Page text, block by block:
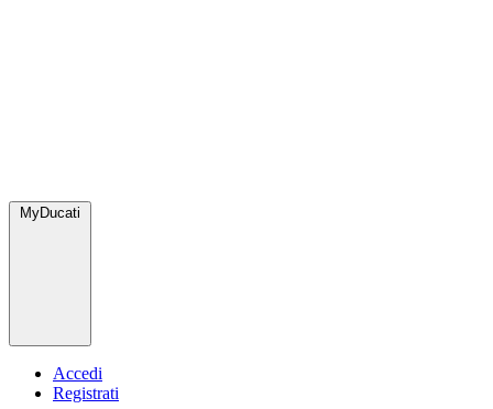
MyDucati
Accedi
Registrati